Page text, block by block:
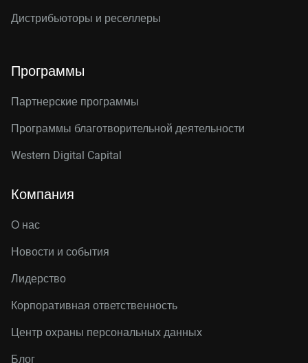
Дистрибьюторы и реселлеры
Программы
Партнерские программы
Программы благотворительной деятельности
Western Digital Capital
Компания
О нас
Новости и события
Лидерство
Корпоративная ответственность
Центр охраны персональных данных
Блог